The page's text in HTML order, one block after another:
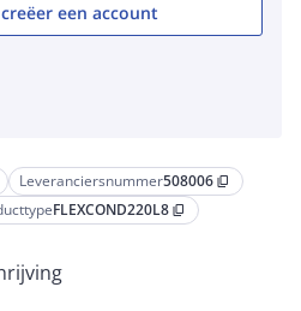
Leveranciersnummer508006 content_copy
FLEXCOND220L8 content_copy
een account